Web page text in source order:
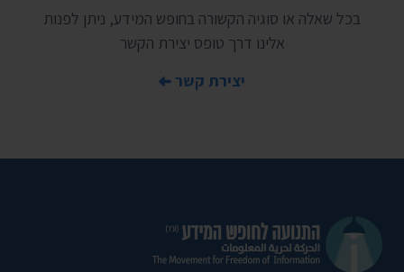
בכל שאלה או סוגיה הקשורה בחופש המידע, ניתן לפנות
אלינו דרך טופס יצירת הקשר
יצירת קשר